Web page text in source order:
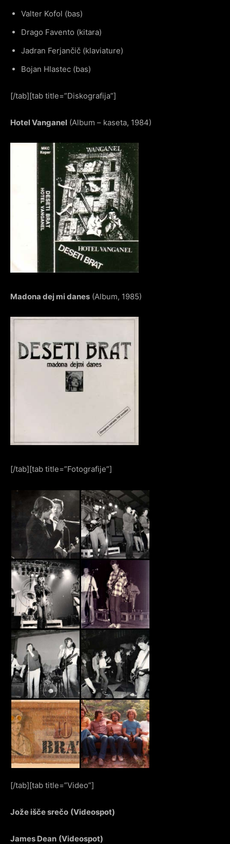
Valter Kofol (bas)
Drago Favento (kitara)
Jadran Ferjančič (klaviature)
Bojan Hlastec (bas)
[/tab][tab title=”Diskografija”]
Hotel Vanganel (Album – kaseta, 1984)
Madona dej mi danes (Album, 1985)
[/tab][tab title=”Fotografije”]
[/tab][tab title=”Video”]
Jože išče srečo (Videospot)
James Dean (Videospot)